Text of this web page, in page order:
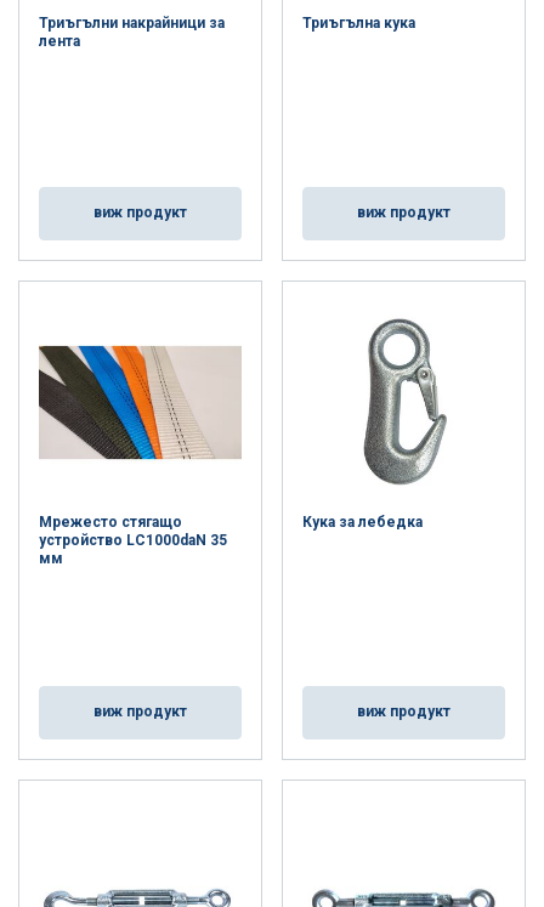
Триъгълни накрайници за
лента
виж продукт
Триъгълна кука
виж продукт
Мрежесто стягащо
устройство LC1000daN 35
мм
виж продукт
Кука за лебедка
виж продукт